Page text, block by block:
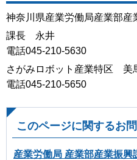
神奈川県産業労働局産業部産
課長 永井
電話045-210-5630
さがみロボット産業特区 美
電話045-210-5650
このページに関するお
産業労働局 産業部産業振興